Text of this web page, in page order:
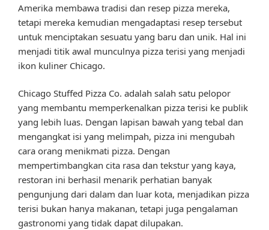
Amerika membawa tradisi dan resep pizza mereka,
tetapi mereka kemudian mengadaptasi resep tersebut
untuk menciptakan sesuatu yang baru dan unik. Hal ini
menjadi titik awal munculnya pizza terisi yang menjadi
ikon kuliner Chicago.
Chicago Stuffed Pizza Co. adalah salah satu pelopor
yang membantu memperkenalkan pizza terisi ke publik
yang lebih luas. Dengan lapisan bawah yang tebal dan
mengangkat isi yang melimpah, pizza ini mengubah
cara orang menikmati pizza. Dengan
mempertimbangkan cita rasa dan tekstur yang kaya,
restoran ini berhasil menarik perhatian banyak
pengunjung dari dalam dan luar kota, menjadikan pizza
terisi bukan hanya makanan, tetapi juga pengalaman
gastronomi yang tidak dapat dilupakan.